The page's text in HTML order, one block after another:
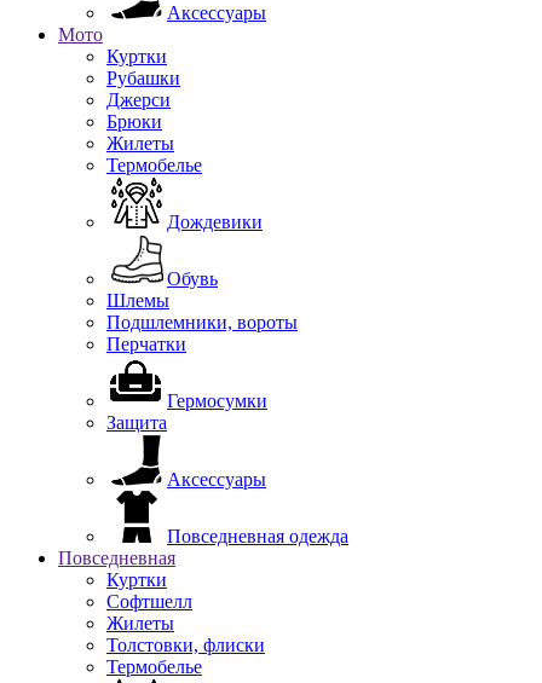
Аксессуары
Мото
Куртки
Рубашки
Джерси
Брюки
Жилеты
Термобелье
Дождевики
Обувь
Шлемы
Подшлемники, вороты
Перчатки
Гермосумки
Защита
Аксессуары
Повседневная одежда
Повседневная
Куртки
Софтшелл
Жилеты
Толстовки, флиски
Термобелье